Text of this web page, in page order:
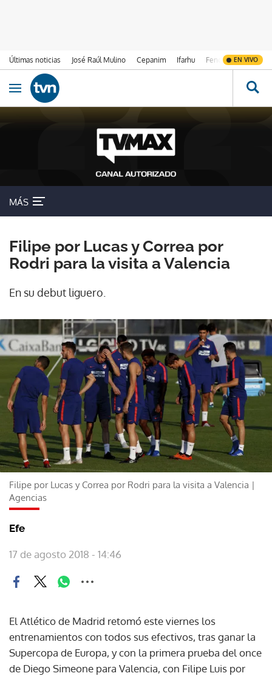
Últimas noticias José Raúl Mulino Cepanim Ifarhu Fenómeno de El
EN VIVO
Ir al contenido
Obrir navegació
MÁS
Filipe por Lucas y Correa por
Rodri para la visita a Valencia
En su debut liguero.
Filipe por Lucas y Correa por Rodri para la visita a Valencia |
Agencias
Efe
17 de agosto 2018 - 14:46
El Atlético de Madrid retomó este viernes los
entrenamientos con todos sus efectivos, tras ganar la
Supercopa de Europa, y con la primera prueba del once
de Diego Simeone para Valencia, con Filipe Luis por